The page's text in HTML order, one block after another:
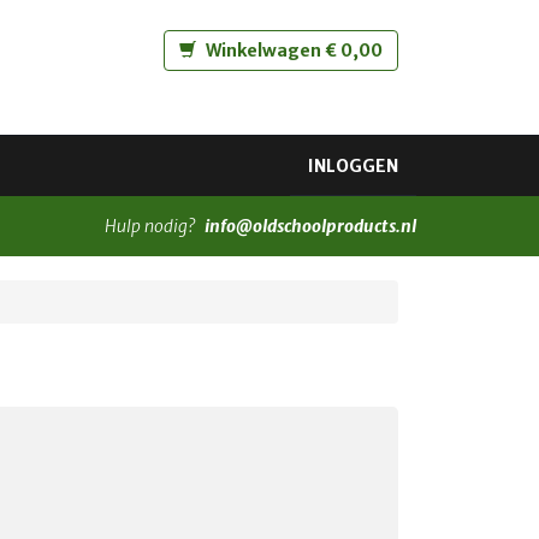
Winkelwagen € 0,00
INLOGGEN
Hulp nodig? info@oldschoolproducts.nl